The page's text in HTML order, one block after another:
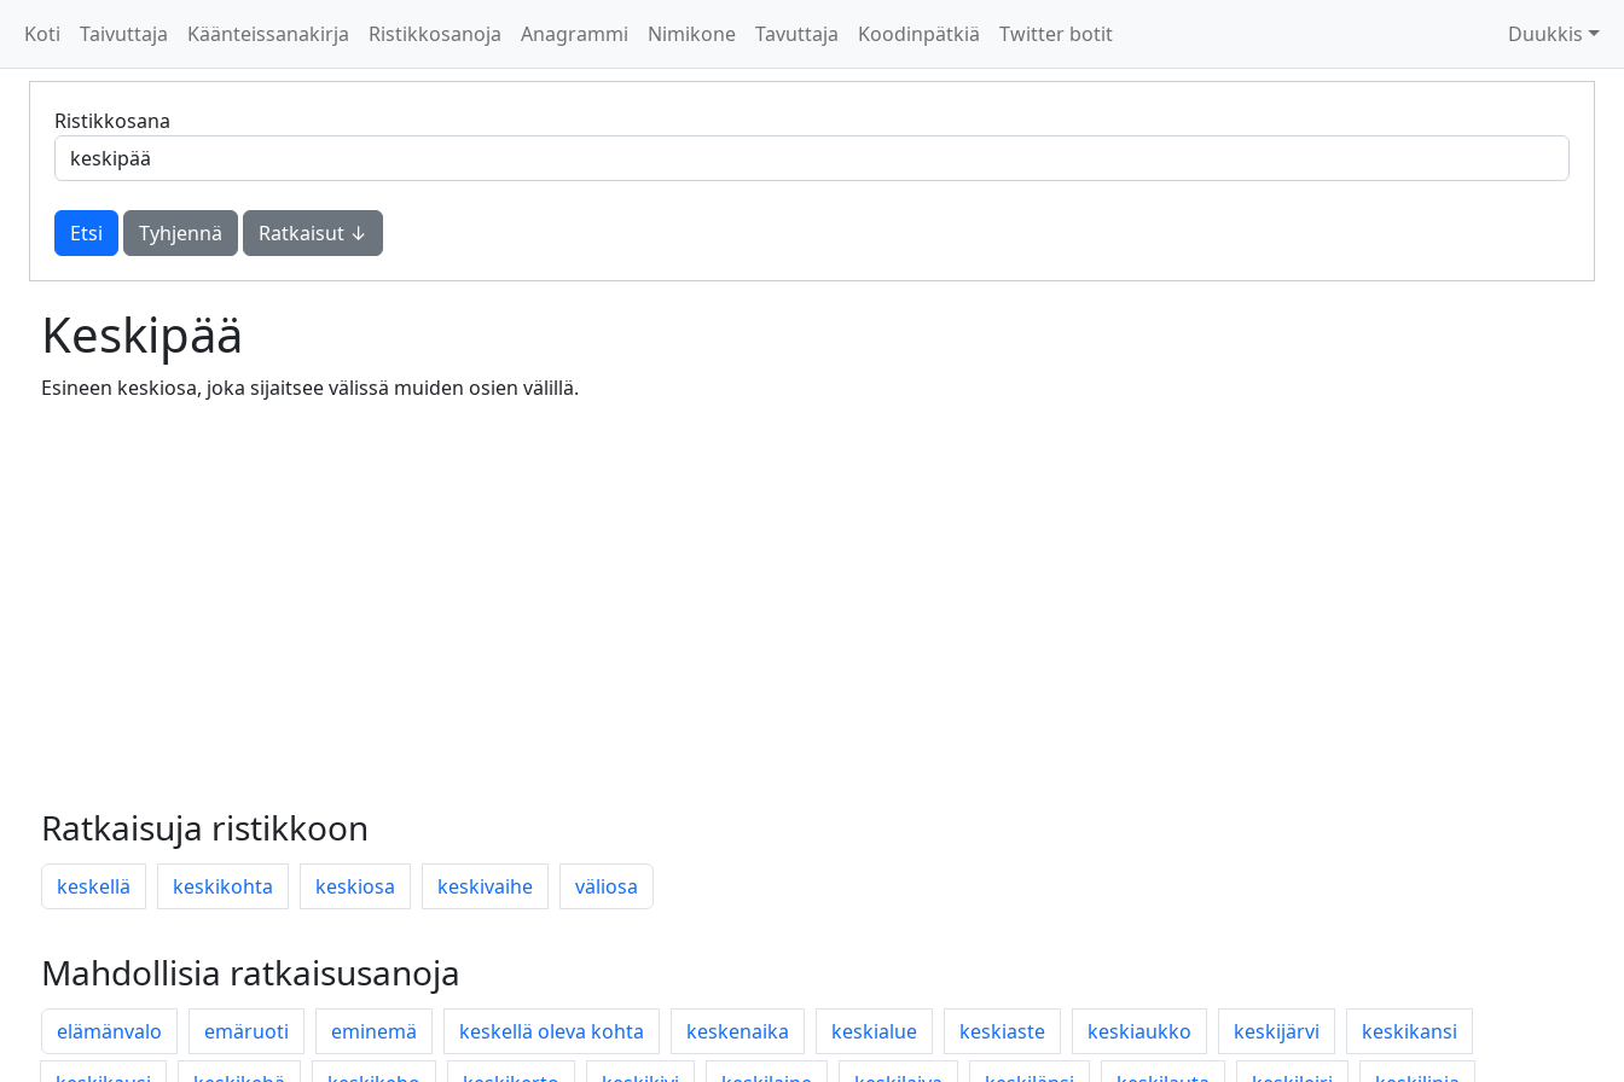
Koti Taivuttaja Käänteissanakirja Ristikkosanoja Anagrammi Nimikone Tavuttaja Koodinpätkiä Twitter botit Duukkis
Ristikkosana
Tyhjennä Ratkaisut ↓
Keskipää
Esineen keskiosa, joka sijaitsee välissä muiden osien välillä.
Ratkaisuja ristikkoon
keskellä keskikohta keskiosa keskivaihe väliosa
Mahdollisia ratkaisusanoja
elämänvalo emäruoti eminemä keskellä oleva kohta keskenaika keskialue keskiaste keskiaukko keskijärvi
keskikansi